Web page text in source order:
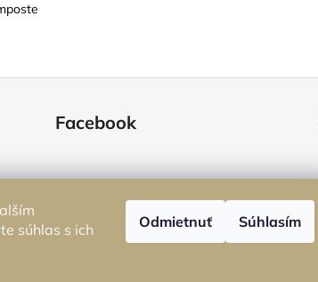
súhlas s ich
Odmietnuť Súhlasím
Facebook